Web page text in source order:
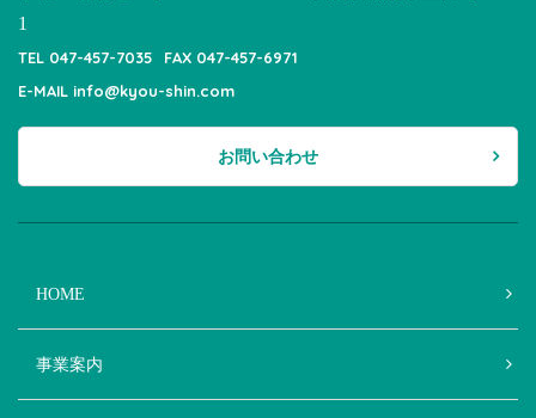
1
TEL 047-457-7035
FAX 047-457-6971
E-MAIL info@kyou-shin.com
お問い合わせ
HOME
事業案内